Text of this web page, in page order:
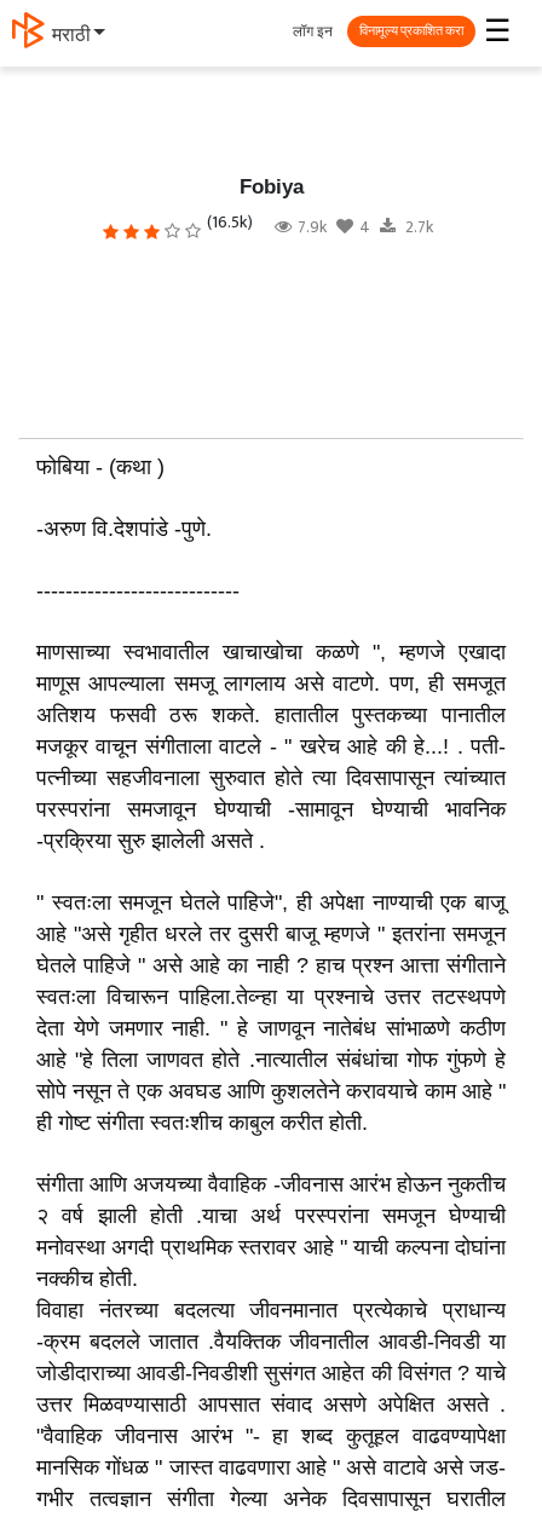
मराठी ☰
लॉग इन विनामूल्य प्रकाशित करा
Fobiya
(16.5k) 7.9k 4 2.7k
फोबिया - (कथा )
-अरुण वि.देशपांडे -पुणे.
----------------------------
माणसाच्या स्वभावातील खाचाखोचा कळणे ", म्हणजे एखादा
माणूस आपल्याला समजू लागलाय असे वाटणे. पण, ही समजूत
अतिशय फसवी ठरू शकते. हातातील पुस्तकच्या पानातील
मजकूर वाचून संगीताला वाटले - " खरेच आहे की हे...! . पती-
पत्नीच्या सहजीवनाला सुरुवात होते त्या दिवसापासून त्यांच्यात
परस्परांना समजावून घेण्याची -सामावून घेण्याची भावनिक
-प्रक्रिया सुरु झालेली असते .
" स्वतःला समजून घेतले पाहिजे", ही अपेक्षा नाण्याची एक बाजू
आहे "असे गृहीत धरले तर दुसरी बाजू म्हणजे " इतरांना समजून
घेतले पाहिजे " असे आहे का नाही ? हाच प्रश्न आत्ता संगीताने
स्वतःला विचारून पाहिला.तेव्न्हा या प्रश्नाचे उत्तर तटस्थपणे
देता येणे जमणार नाही. " हे जाणवून नातेबंध सांभाळणे कठीण
आहे "हे तिला जाणवत होते .नात्यातील संबंधांचा गोफ गुंफणे हे
सोपे नसून ते एक अवघड आणि कुशलतेने करावयाचे काम आहे "
ही गोष्ट संगीता स्वतःशीच काबुल करीत होती.
संगीता आणि अजयच्या वैवाहिक -जीवनास आरंभ होऊन नुकतीच
२ वर्ष झाली होती .याचा अर्थ परस्परांना समजून घेण्याची
मनोवस्था अगदी प्राथमिक स्तरावर आहे " याची कल्पना दोघांना
नक्कीच होती.
विवाहा नंतरच्या बदलत्या जीवनमानात प्रत्येकाचे प्राधान्य
-क्रम बदलले जातात .वैयक्तिक जीवनातील आवडी-निवडी या
जोडीदाराच्या आवडी-निवडीशी सुसंगत आहेत की विसंगत ? याचे
उत्तर मिळवण्यासाठी आपसात संवाद असणे अपेक्षित असते .
"वैवाहिक जीवनास आरंभ "- हा शब्द कुतूहल वाढवण्यापेक्षा
मानसिक गोंधळ " जास्त वाढवणारा आहे " असे वाटावे असे जड-
गभीर तत्वज्ञान संगीता गेल्या अनेक दिवसापासून घरातील